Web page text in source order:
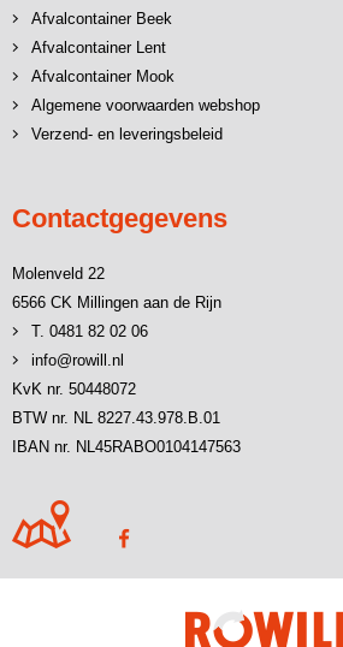
Afvalcontainer Beek
Afvalcontainer Lent
Afvalcontainer Mook
Algemene voorwaarden webshop
Verzend- en leveringsbeleid
Contactgegevens
Molenveld 22
6566 CK Millingen aan de Rijn
T. 0481 82 02 06
info@rowill.nl
KvK nr. 50448072
BTW nr. NL 8227.43.978.B.01
IBAN nr. NL45RABO0104147563